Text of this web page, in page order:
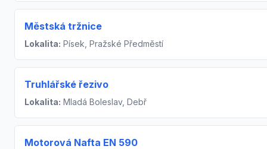
Městská tržnice
Lokalita: Písek, Pražské Předměstí
Truhlářské řezivo
Lokalita: Mladá Boleslav, Debř
Motorová Nafta EN 590